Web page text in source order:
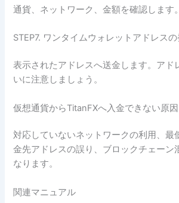
通貨、ネットワーク、金額を確認します。
STEP7. ワンタイムウォレットアドレス
表示されたアドレスへ送金します。アド
いに注意しましょう。
仮想通貨からTitanFXへ入金できない原因
対応していないネットワークの利用、最
金先アドレスの誤り、ブロックチェーン
なります。
関連マニュアル